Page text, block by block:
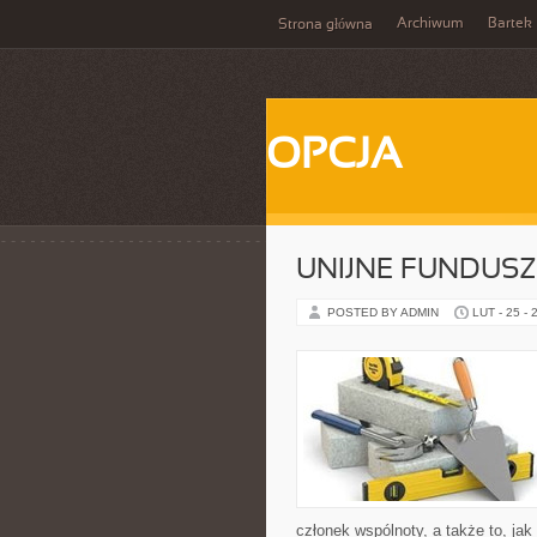
Strona główna Archiwum Bartek
OPCJA
UNIJNE
POSTED BY ADMIN LUT - 25 -
członek wspólnoty, a także to,